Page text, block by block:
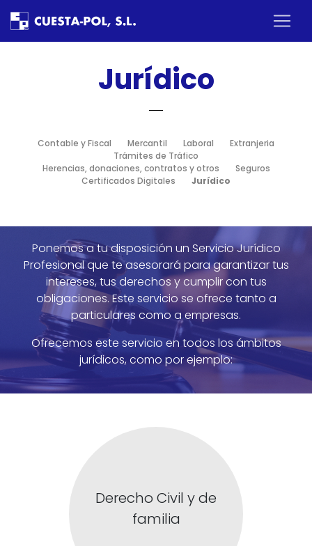
×
Inicio
Nosotros
Servicios
Estrategia Empresarial
Contactar
Noticias
Idioma
Jurídico
Contable y Fiscal Mercantil Laboral
Extranjeria
Trámites de Tráfico
Herencias, donaciones, contratos y otros
Seguros
Certificados Digitales
Jurídico
Ponemos a tu disposición un Servicio Jurídico
Profesional que te asesorará para garantizar tus
intereses, tus derechos y cumplir con tus
obligaciones. Este servicio se ofrece tanto a
particulares como a empresas.
Ofrecemos este servicio en todos los ámbitos
jurídicos, como por ejemplo:
Derecho Civil y de
familia